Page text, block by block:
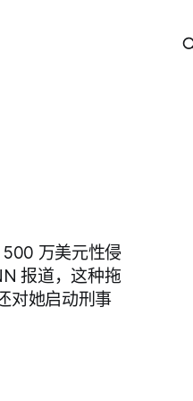
500 万美元性侵
报道，这种拖
对她启动刑事